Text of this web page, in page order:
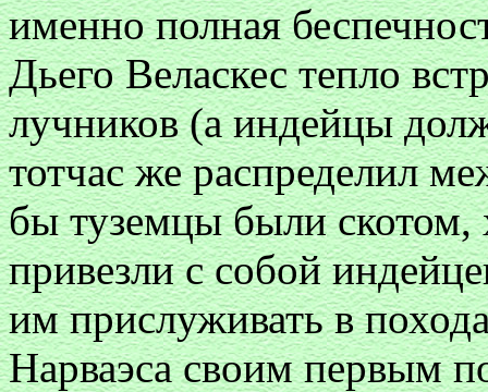
именно полная
Дьего Веласкес тепло
лучников (а индейцы
тотчас же распределил
бы туземцы были
привезли с собой
им прислуживать в
Нарваэса своим первым